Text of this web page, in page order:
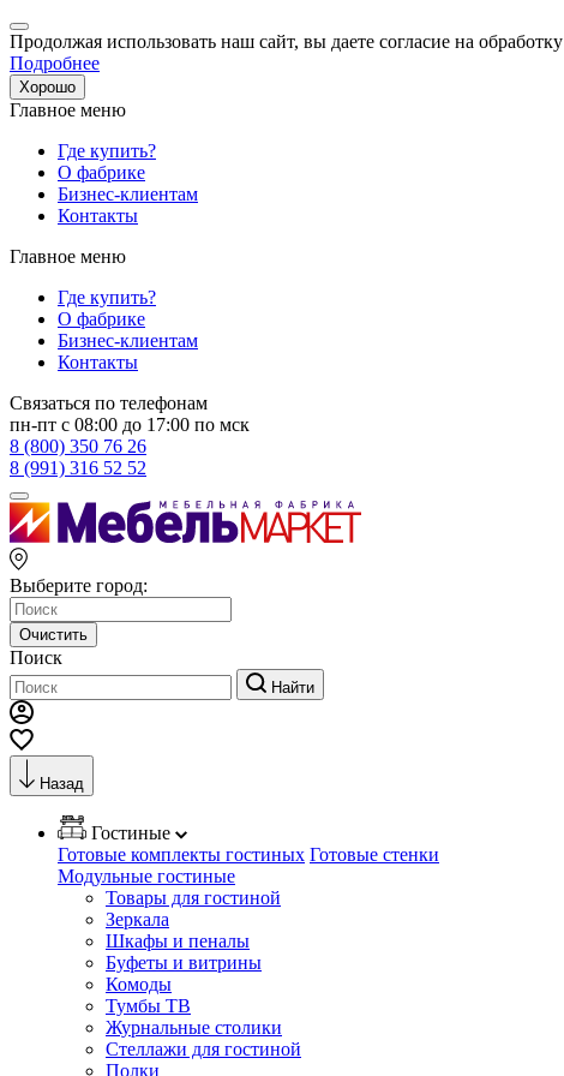
Продолжая использовать наш сайт, вы даете согласие на
Подробнее
Хорошо
Главное меню
Где купить?
О фабрике
Бизнес-клиентам
Контакты
Главное меню
Где купить?
О фабрике
Бизнес-клиентам
Контакты
Связаться по телефонам
пн-пт с 08:00 до 17:00 по мск
8 (800) 350 76 26
8 (991) 316 52 52
Выберите город:
Очистить
Поиск
Найти
Назад
Гостиные
Готовые комплекты гостиных Готовые стенки
Модульные гостиные
Товары для гостиной
Зеркала
Шкафы и пеналы
Буфеты и витрины
Комоды
Тумбы ТВ
Журнальные столики
Стеллажи для гостиной
Полки